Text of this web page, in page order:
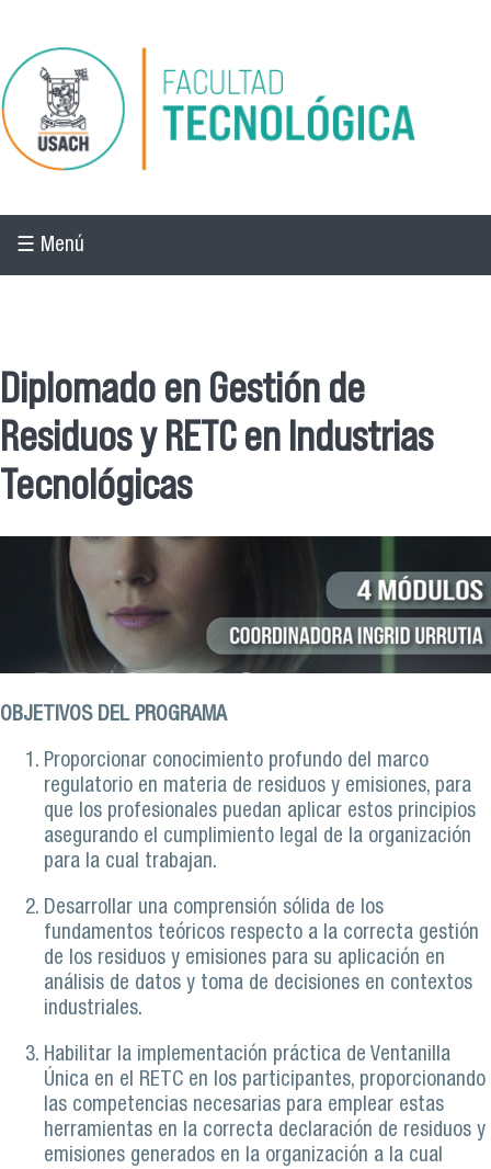
Pasar al contenido principal
☰ Menú
Diplomado en Gestión de
Residuos y RETC en Industrias
Tecnológicas
OBJETIVOS DEL PROGRAMA
Proporcionar conocimiento profundo del marco
regulatorio en materia de residuos y emisiones, para
que los profesionales puedan aplicar estos principios
asegurando el cumplimiento legal de la organización
para la cual trabajan.
Desarrollar una comprensión sólida de los
fundamentos teóricos respecto a la correcta gestión
de los residuos y emisiones para su aplicación en
análisis de datos y toma de decisiones en contextos
industriales.
Habilitar la implementación práctica de Ventanilla
Única en el RETC en los participantes, proporcionando
las competencias necesarias para emplear estas
herramientas en la correcta declaración de residuos y
emisiones generados en la organización a la cual